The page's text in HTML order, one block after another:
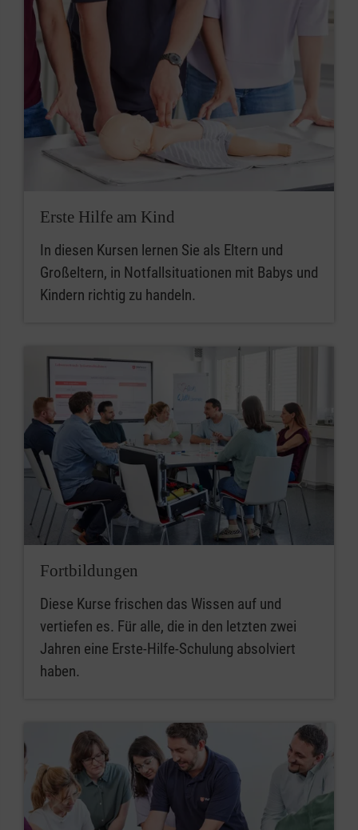
Erste Hilfe am Kind
In diesen Kursen lernen Sie als Eltern und
Großeltern, in Notfallsituationen mit Babys und
Kindern richtig zu handeln.
Fortbildungen
Diese Kurse frischen das Wissen auf und
vertiefen es. Für alle, die in den letzten zwei
Jahren eine Erste-Hilfe-Schulung absolviert
haben.